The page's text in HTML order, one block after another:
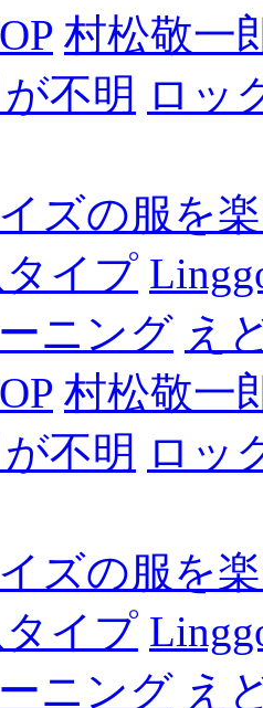
村松敬一
不明 ロッ
ズの服を
イプ
ニング え
村松敬一
不明 ロッ
ズの服を
イプ
ニング え